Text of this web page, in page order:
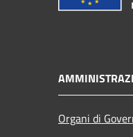
Organi di